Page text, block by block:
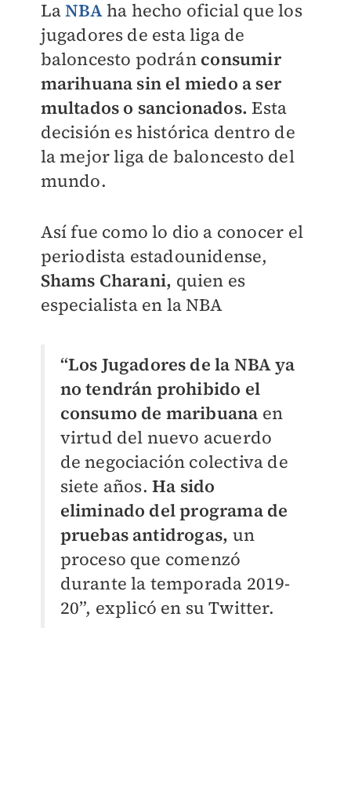
LaNBAha hecho oficial que los
jugadores de esta liga de
baloncesto podrán consumir
marihuana sin el miedo a ser
multados o sancionados. Esta
decisión es histórica dentro de
la mejor liga de baloncesto del
mundo.
Así fue como lo dio a conocer el
periodista estadounidense,
Shams Charani, quien es
especialista en la NBA
“Los Jugadores de la NBA ya
no tendrán prohibido el
consumo de maribuana en
virtud del nuevo acuerdo
de negociación colectiva de
siete años. Ha sido
eliminado del programa de
pruebas antidrogas, un
proceso que comenzó
durante la temporada 2019-
20”, explicó en su Twitter.